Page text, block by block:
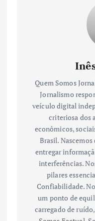
Quem Somos
Jornalismo
veículo digital
criteriosa dos
econômicos,
Brasil.
entregar
interferências.
pilares
Confiabilidade.
um ponto de
carregado de